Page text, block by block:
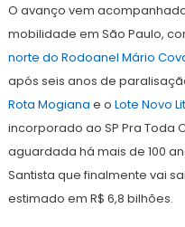
O avanço vem
mobilidade em São Paulo,
norte do Rodoanel Mário
após seis anos de
Rota Mogiana e o Lote Novo
incorporado ao SP Pra Toda
aguardada há mais de 100
Santista que finalmente vai
estimado em R$ 6,8 bilhões.